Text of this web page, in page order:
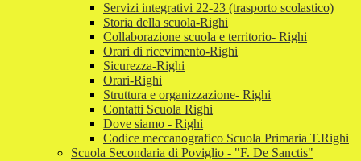
Servizi integrativi 22-23 (trasporto scolastico)
Storia della scuola-Righi
Collaborazione scuola e territorio- Righi
Orari di ricevimento-Righi
Sicurezza-Righi
Orari-Righi
Struttura e organizzazione- Righi
Contatti Scuola Righi
Dove siamo - Righi
Codice meccanografico Scuola Primaria T.Righi
Scuola Secondaria di Poviglio - "F. De Sanctis"